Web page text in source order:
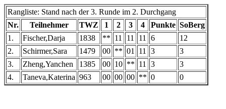
Rangliste: Stand nach der 3. Runde im 2. Durchgang
Nr.
Teilnehmer TWZ 1 2 3 4 Punkte SoBerg
1.
Fischer,Darja 1838 ** 11 11 11 6
12
2.
Schirmer,Sara 1479 00 ** 01 11 3
3
3.
Zheng,Yanchen 1385 00 10 ** 11 3
3
4.
Taneva,Katerina 963 00 00 00 ** 0 0